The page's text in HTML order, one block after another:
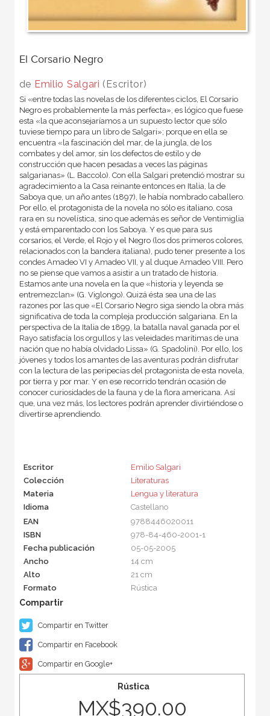
El Corsario Negro
de Emilio Salgari (Escritor)
Si «entre todas las novelas de los diferentes ciclos, El Corsario
Negro es probablemente la más perfecta», es lógico que fuese
esta «la que aconsejaríamos a un supuesto lector que sólo
tuviese tiempo para un libro de Salgari»; porque en ella se
encuentra «la fascinación del mar, de la jungla, de los
combates y del amor, sin los defectos de estilo y de
construcción que hacen pesadas a veces las páginas
salgarianas» (L. Baccolo). Con ella Salgari pretendió mostrar su
agradecimiento a la Casa reinante entonces en Italia, la de
Saboya que, un año antes (1897), le había nombrado caballero.
Por ello, el protagonista de la novela no sólo es italiano, cosa
rara en su novelística, sino que además es señor de Ventimiglia
y está emparentado con los Saboya. Y es que para sus
corsarios, el Verde, el Rojo y el Negro (los dos primeros colores,
relacionados con la bandera italiana), pudo tener presente a los
condes Amadeo VI y Amadeo VII, y al duque Amadeo VIII. Pero
no se piense que vamos a asistir a un tratado de historia.
Estamos ante una novela en la que «historia y leyenda se
entremezclan» (G. Viglongo). Quizá ésta sea una de las
razones por las que «El Corsario Negro siga siendo la obra más
significativa de toda la compleja producción salgariana. En la
perspectiva de la Italia de 1899, la batalla naval ganada por el
Rayo satisfacía los orgullos y las veleidades marítimas de una
nación que no había olvidado Lissa» (G. Spadolini). Por ello, los
jóvenes y todos los amantes de las aventuras podrán disfrutar
con la lectura de las peripecias del protagonista de esta novela,
por tierra y por mar. Y en ese recorrido tendrán ocasión de
conocer curiosidades de la fauna y de la flora americana. Así
que, una vez más, los lectores podrán aprender divirtiéndose o
divertirse aprendiendo.
Escritor
Emilio Salgari
Colección
Literaturas
Materia
Lengua y literatura
Idioma
Castellano
EAN
9788446020011
ISBN
978-84-460-2001-1
Fecha publicación
05-05-2005
Ancho
14 cm
Alto
21 cm
Formato
Rústica
Compartir en Twitter
Compartir en Facebook
Compartir en Google+
Rústica
MX$390.00